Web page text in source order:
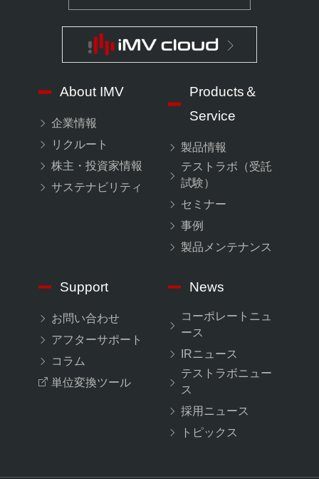
About IMV
企業情報
リクルート
株主・投資家情報
サステナビリティ
Products＆
Service
製品情報
テストラボ（受託
試験）
セミナー
事例
製品メンテナンス
Support
お問い合わせ
アフターサポート
コラム
単位変換ツール
News
コーポレートニュ
ース
IRニュース
テストラボニュー
ス
採用ニュース
トピックス